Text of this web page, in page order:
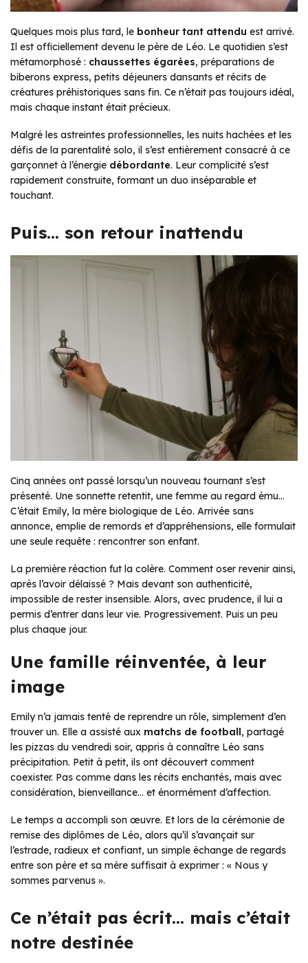
Quelques mois plus tard, le bonheur tant attendu est arrivé.
Il est officiellement devenu le père de Léo. Le quotidien s’est
métamorphosé : chaussettes égarées, préparations de
biberons express, petits déjeuners dansants et récits de
créatures préhistoriques sans fin. Ce n’était pas toujours idéal,
mais chaque instant était précieux.
Malgré les astreintes professionnelles, les nuits hachées et les
défis de la parentalité solo, il s’est entièrement consacré à ce
garçonnet à l’énergie débordante. Leur complicité s’est
rapidement construite, formant un duo inséparable et
touchant.
Puis… son retour inattendu
Cinq années ont passé lorsqu’un nouveau tournant s’est
présenté. Une sonnette retentit, une femme au regard ému…
C’était Emily, la mère biologique de Léo. Arrivée sans
annonce, emplie de remords et d’appréhensions, elle formulait
une seule requête : rencontrer son enfant.
La première réaction fut la colère. Comment oser revenir ainsi,
après l’avoir délaissé ? Mais devant son authenticité,
impossible de rester insensible. Alors, avec prudence, il lui a
permis d’entrer dans leur vie. Progressivement. Puis un peu
plus chaque jour.
Une famille réinventée, à leur
image
Emily n’a jamais tenté de reprendre un rôle, simplement d’en
trouver un. Elle a assisté aux matchs de football, partagé
les pizzas du vendredi soir, appris à connaître Léo sans
précipitation. Petit à petit, ils ont découvert comment
coexister. Pas comme dans les récits enchantés, mais avec
considération, bienveillance… et énormément d’affection.
Le temps a accompli son œuvre. Et lors de la cérémonie de
remise des diplômes de Léo, alors qu’il s’avançait sur
l’estrade, radieux et confiant, un simple échange de regards
entre son père et sa mère suffisait à exprimer : « Nous y
sommes parvenus ».
Ce n’était pas écrit… mais c’était
notre destinée